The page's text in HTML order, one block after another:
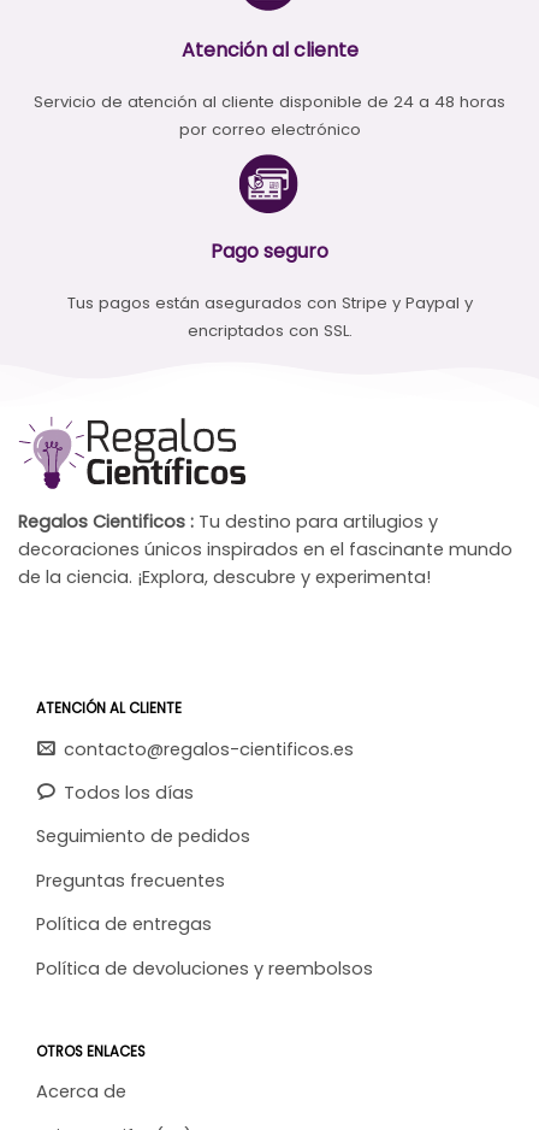
Atención al cliente
Servicio de atención al cliente disponible de 24 a 48 horas
por correo electrónico
Pago seguro
Tus pagos están asegurados con Stripe y Paypal y
encriptados con SSL.
Regalos Cientificos : Tu destino para artilugios y
decoraciones únicos inspirados en el fascinante mundo
de la ciencia. ¡Explora, descubre y experimenta!
ATENCIÓN AL CLIENTE
contacto@regalos-cientificos.es
Todos los días
Seguimiento de pedidos
Preguntas frecuentes
Política de entregas
Política de devoluciones y reembolsos
OTROS ENLACES
Acerca de